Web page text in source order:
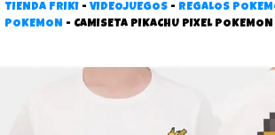
TIENDA FRIKI - VIDEOJUEGOS - REGALOS
POKEMON - CAMISETA PIKACHU PIXEL POKEMON